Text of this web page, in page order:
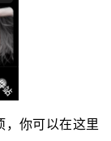
，你可以在这里